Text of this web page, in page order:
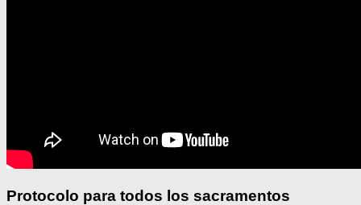
Protocolo para todos los sacramentos